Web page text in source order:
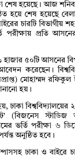
শেষ হয়েছে। আজ
হয়ে শেষ হয়েছে
চারটি বিভাগীয়
পরীক্ষায় প্রতি
১ হাজার ৫০টি আসনের
করেছেন।
মোহাম্মদ রফিকুল
হয়।
ঢাকা বিশ্ববিদ্যালয়ের
(বিজনেস
ভর্তি পরীক্ষা ৬
অনুষ্ঠিত হবে।
ঢাকা ও বাইরে